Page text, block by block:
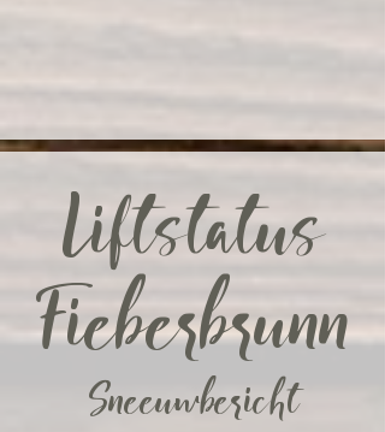
Liftstatus
Fieberbrunn
Sneeuwbericht